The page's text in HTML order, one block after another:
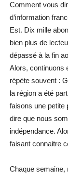
Comment vous
d’information
Est. Dix mille
bien plus de
dépassé à la fin
Alors, continuons
répète souvent :
la région a été
faisons une petite
dire que nous
indépendance.
faisant connaitre
Chaque